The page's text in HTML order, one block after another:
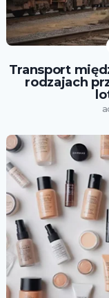
Transport
rodzajach